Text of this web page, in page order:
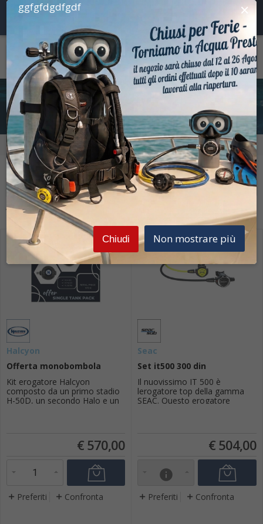
Kit Erogatori
Prezzi Iva inclusa
Home Erogatori Subacquei Kit Erogatori
Prezzi Iva inclusa
Filtra la ricerca
Vedi1-14di14
Halcyon
Offerta monobombola
Kit erogatore Halcyon
composto da un primo stadio
H-50D, un secondo Halo e un
primo stadio Halcyon H50D è
dotato di 2 uscite HP e 4 uscite
BP con attacco DIN a 300bar,
compatibile con miscele nitrox
fino al
40%CARATTERISTICHE...
€ 570,00
Preferiti Confronta
Seac
Set it500 300 din
Il nuovissimo IT 500 è
lerogatore top della gamma
SEAC. Questo erogatore
sfruttando al massimo
lergonomia e la facilità di
utilizzo.È dotato di una
manopola integrata e di una
leva dive/pre dive, per regolare
€ 504,00
info
Preferiti Confronta
×
ggfgfdgdfgdf
Chiudi Non mostrare più